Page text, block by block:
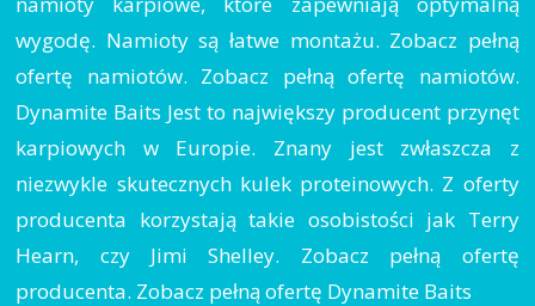
wygodę. Namioty są łatwe montażu. Zobacz pełną
ofertę namiotów. Zobacz pełną ofertę namiotów.
Dynamite Baits Jest to największy producent przynęt
karpiowych w Europie. Znany jest zwłaszcza z
niezwykle skutecznych kulek proteinowych. Z oferty
producenta korzystają takie osobistości jak Terry
Hearn, czy Jimi Shelley. Zobacz pełną ofertę
producenta. Zobacz pełną ofertę Dynamite Baits